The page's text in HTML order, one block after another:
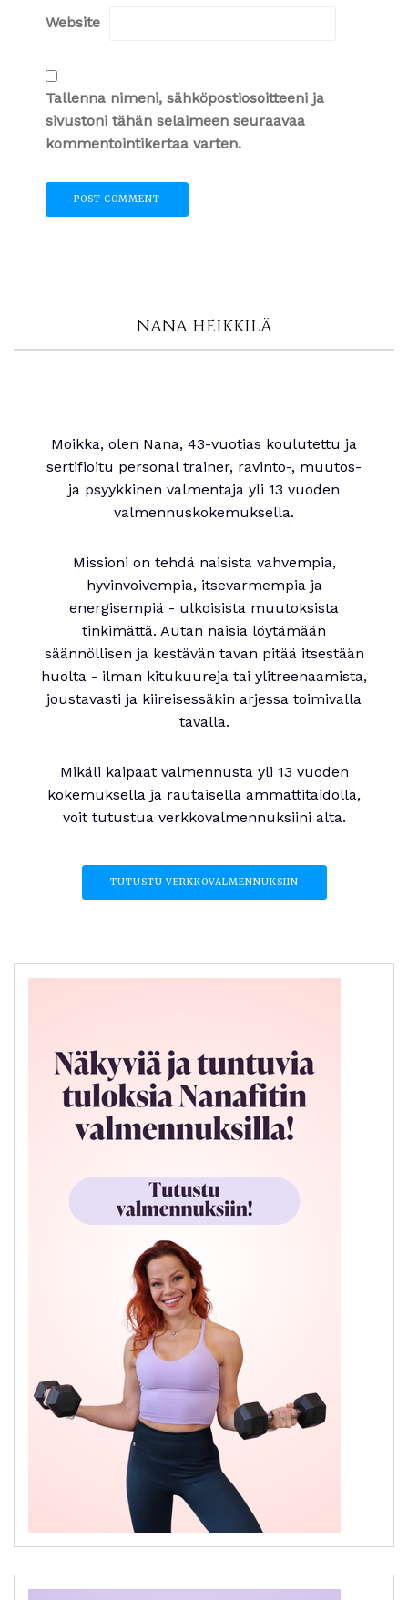
Website
Tallenna nimeni, sähköpostiosoitteeni ja
sivustoni tähän selaimeen seuraavaa
kommentointikertaa varten.
NANA HEIKKILÄ
Moikka, olen Nana, 43-vuotias koulutettu ja
sertifioitu personal trainer, ravinto-, muutos-
ja psyykkinen valmentaja yli 13 vuoden
valmennuskokemuksella.
Missioni on tehdä naisista vahvempia,
hyvinvoivempia, itsevarmempia ja
energisempiä - ulkoisista muutoksista
tinkimättä. Autan naisia löytämään
säännöllisen ja kestävän tavan pitää itsestään
huolta - ilman kitukuureja tai ylitreenaamista,
joustavasti ja kiireisessäkin arjessa toimivalla
tavalla.
Mikäli kaipaat valmennusta yli 13 vuoden
kokemuksella ja rautaisella ammattitaidolla,
voit tutustua verkkovalmennuksiini alta.
TUTUSTU VERKKOVALMENNUKSIIN